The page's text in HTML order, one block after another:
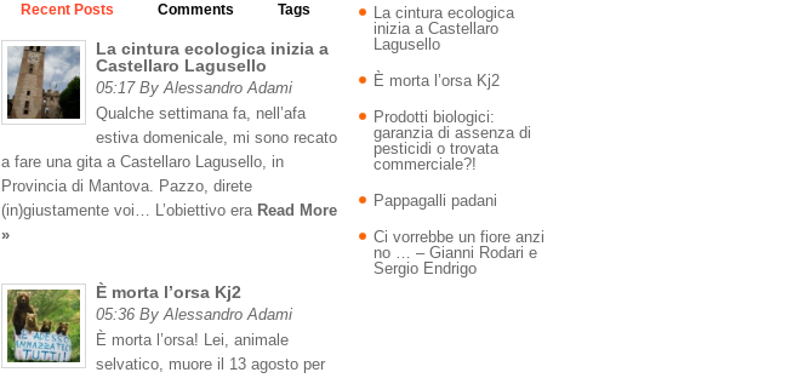
Recent Posts Comments Tags
La cintura ecologica inizia a
Castellaro Lagusello
05:17 By Alessandro Adami
Qualche settimana fa, nell’afa
estiva domenicale, mi sono recato
a fare una gita a Castellaro Lagusello, in
Provincia di Mantova. Pazzo, direte
(in)giustamente voi… L’obiettivo era Read More
»
È morta l’orsa Kj2
05:36 By Alessandro Adami
È morta l’orsa! Lei, animale
selvatico, muore il 13 agosto per
La cintura ecologica
inizia a Castellaro
Lagusello
È morta l’orsa Kj2
Prodotti biologici:
garanzia di assenza di
pesticidi o trovata
commerciale?!
Pappagalli padani
Ci vorrebbe un fiore anzi
no … – Gianni Rodari e
Sergio Endrigo